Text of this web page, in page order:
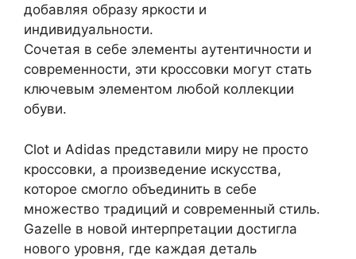
добавляя образу яркости и
индивидуальности.
Сочетая в себе элементы аутентичности и
современности, эти кроссовки могут стать
ключевым элементом любой коллекции
обуви.
Clot и Adidas представили миру не просто
кроссовки, а произведение искусства,
которое смогло объединить в себе
множество традиций и современный стиль.
Gazelle в новой интерпретации достигла
нового уровня, где каждая деталь